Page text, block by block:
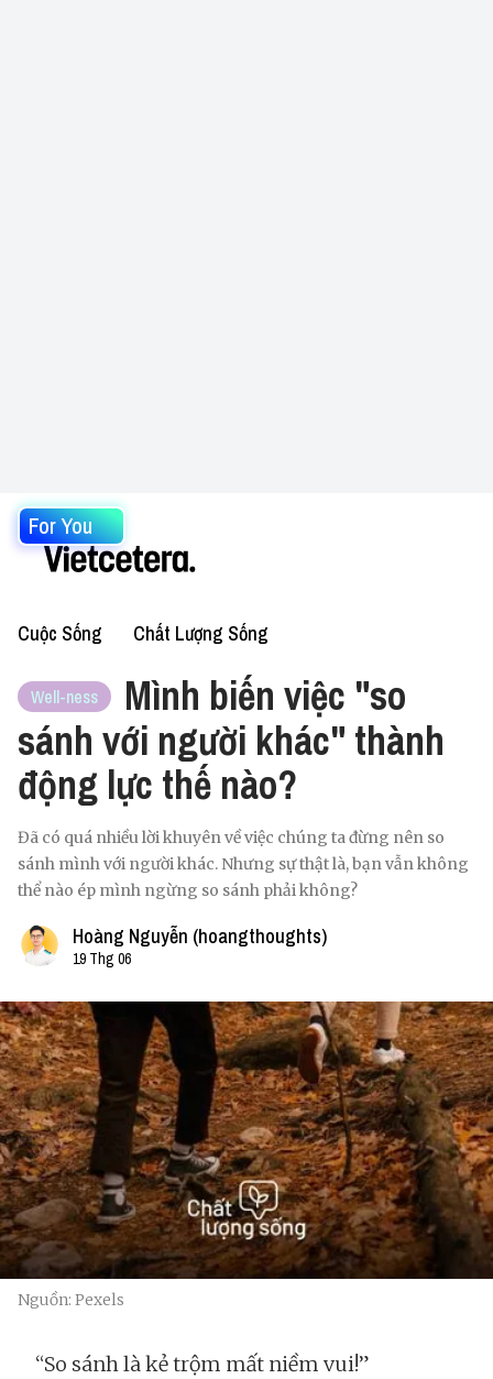
For You
Cuộc Sống Chất Lượng Sống
Well-ness
Mình biến việc "so
sánh với người khác" thành
động lực thế nào?
Đã có quá nhiều lời khuyên về việc chúng ta đừng nên so
sánh mình với người khác. Nhưng sự thật là, bạn vẫn không
thể nào ép mình ngừng so sánh phải không?
Hoàng Nguyễn (hoangthoughts)
19 Thg 06
Nguồn: Pexels
“So sánh là kẻ trộm mất niềm vui!”